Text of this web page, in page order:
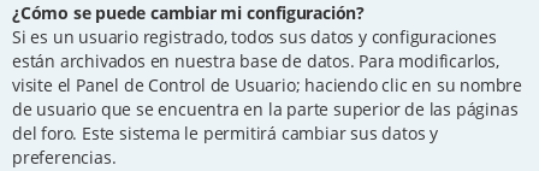
¿Cómo se puede cambiar mi configuración?
Si es un usuario registrado, todos sus datos y configuraciones
están archivados en nuestra base de datos. Para modificarlos,
visite el Panel de Control de Usuario; haciendo clic en su nombre
de usuario que se encuentra en la parte superior de las páginas
del foro. Este sistema le permitirá cambiar sus datos y
preferencias.